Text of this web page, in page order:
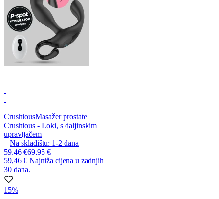
CrushiousMasažer prostate
Crushious - Loki, s daljinskim
upravljačem
Na skladištu: 1-2 dana
59,46 €69,95 €
59,46 € Najniža cijena u zadnjih
30 dana.
15%